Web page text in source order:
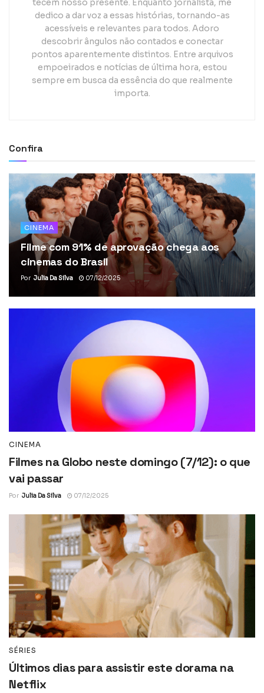
tecem nosso presente. Enquanto jornalista, me
dedico a dar voz a essas histórias, tornando-as
acessíveis e relevantes para todos. Adoro
descobrir ângulos não contados e conectar
pontos aparentemente distintos. Entre arquivos
empoeirados e notícias de última hora, estou
sempre em busca da essência do que realmente
importa.
Confira
CINEMA
Filme com 91% de aprovação chega aos
cinemas do Brasil
Por Julia Da Silva 07/12/2025
CINEMA
Filmes na Globo neste domingo (7/12): o que
vai passar
Por Julia Da Silva 07/12/2025
SÉRIES
Últimos dias para assistir este dorama na
Netflix